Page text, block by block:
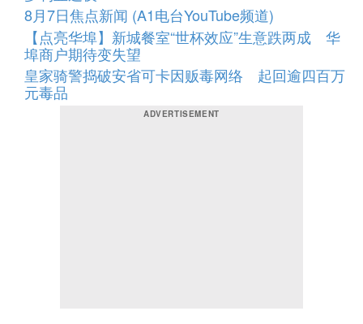
8月7日焦点新闻 (A1电台YouTube频道)
【点亮华埠】新城餐室“世杯效应”生意跌两成 华
埠商户期待变失望
皇家骑警捣破安省可卡因贩毒网络 起回逾四百万
元毒品